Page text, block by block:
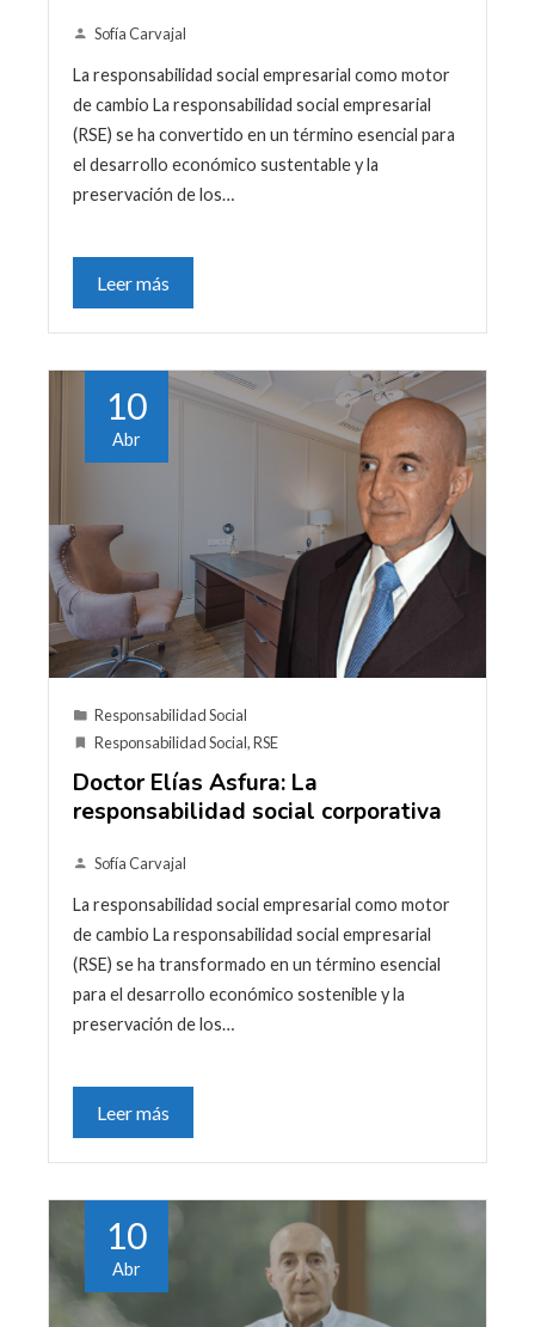
Sofía Carvajal
La responsabilidad social empresarial como motor
de cambio La responsabilidad social empresarial
(RSE) se ha convertido en un término esencial para
el desarrollo económico sustentable y la
preservación de los…
Leer más
10
Abr
Responsabilidad Social
Responsabilidad Social,RSE
Doctor Elías Asfura: La
responsabilidad social corporativa
Sofía Carvajal
La responsabilidad social empresarial como motor
de cambio La responsabilidad social empresarial
(RSE) se ha transformado en un término esencial
para el desarrollo económico sostenible y la
preservación de los…
Leer más
10
Abr